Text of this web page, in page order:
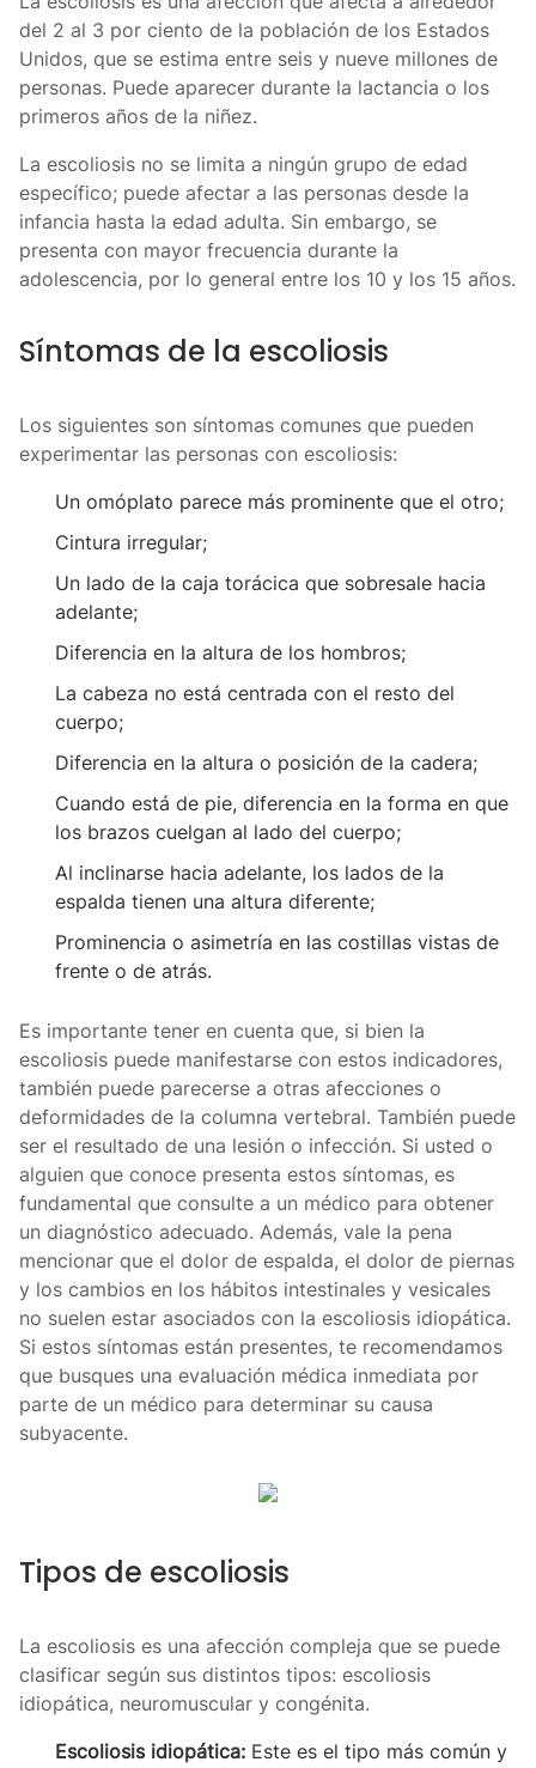
del 2 al 3 por ciento de la población de los Estados
Unidos, que se estima entre seis y nueve millones de
personas. Puede aparecer durante la lactancia o los
primeros años de la niñez.
La escoliosis no se limita a ningún grupo de edad
específico; puede afectar a las personas desde la
infancia hasta la edad adulta. Sin embargo, se
presenta con mayor frecuencia durante la
adolescencia, por lo general entre los 10 y los 15 años.
Síntomas de la escoliosis
Los siguientes son síntomas comunes que pueden
experimentar las personas con escoliosis:
Un omóplato parece más prominente que el otro;
Cintura irregular;
Un lado de la caja torácica que sobresale hacia
adelante;
Diferencia en la altura de los hombros;
La cabeza no está centrada con el resto del
cuerpo;
Diferencia en la altura o posición de la cadera;
Cuando está de pie, diferencia en la forma en que
los brazos cuelgan al lado del cuerpo;
Al inclinarse hacia adelante, los lados de la
espalda tienen una altura diferente;
Prominencia o asimetría en las costillas vistas de
frente o de atrás.
Es importante tener en cuenta que, si bien la
escoliosis puede manifestarse con estos indicadores,
también puede parecerse a otras afecciones o
deformidades de la columna vertebral. También puede
ser el resultado de una lesión o infección. Si usted o
alguien que conoce presenta estos síntomas, es
fundamental que consulte a un médico para obtener
un diagnóstico adecuado. Además, vale la pena
mencionar que el dolor de espalda, el dolor de piernas
y los cambios en los hábitos intestinales y vesicales
no suelen estar asociados con la escoliosis idiopática.
Si estos síntomas están presentes, te recomendamos
que busques una evaluación médica inmediata por
parte de un médico para determinar su causa
subyacente.
Tipos de escoliosis
La escoliosis es una afección compleja que se puede
clasificar según sus distintos tipos: escoliosis
idiopática, neuromuscular y congénita.
Escoliosis idiopática: Este es el tipo más común y